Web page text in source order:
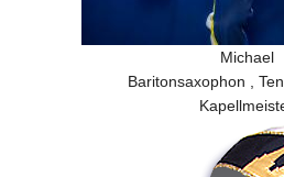
Michael
Baritonsaxophon ,